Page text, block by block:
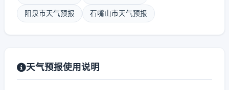
阳泉市天气预报 石嘴山市天气预报
天气预报使用说明